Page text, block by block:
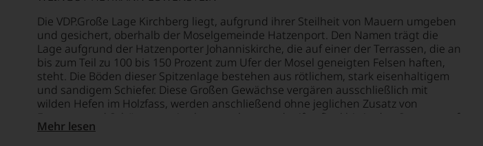
Die VDP.Große Lage Kirchberg liegt, aufgrund ihrer Steilheit von Mauern umgeben
und gesichert, oberhalb der Moselgemeinde Hatzenport. Den Namen trägt die
Lage aufgrund der Hatzenporter Johanniskirche, die auf einer der Terrassen, die an
bis zum Teil zu 100 bis 150 Prozent zum Ufer der Mosel geneigten Felsen haften,
steht. Die Böden dieser Spitzenlage bestehen aus rötlichem, stark eisenhaltigem
und sandigem Schiefer. Diese Großen Gewächse vergären ausschließlich mit
wilden Hefen im Holzfass, werden anschließend ohne jeglichen Zusatz von
Enzymen und Schönungsmitteln ausgebaut und reifen final bis in den Sommer auf
der Hefe. Das Bouquet dieses Rieslings ist absolut charakteristisch für diese
Mehr lesen